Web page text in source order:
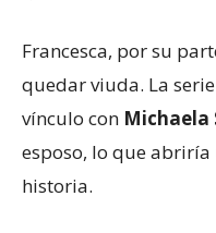
Francesca, por su
quedar viuda. La
vínculo con
esposo, lo que abriría
historia.